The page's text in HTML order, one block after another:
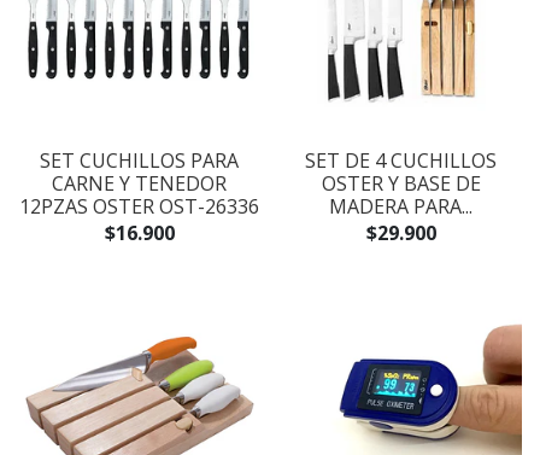
SET CUCHILLOS PARA
CARNE Y TENEDOR
12PZAS OSTER OST-26336
$16.900
SET DE 4 CUCHILLOS
OSTER Y BASE DE
MADERA PARA...
$29.900